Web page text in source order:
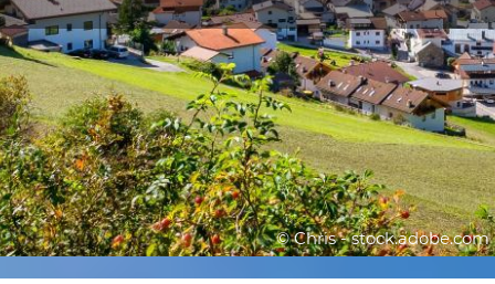
© Chris - stock.adobe.com